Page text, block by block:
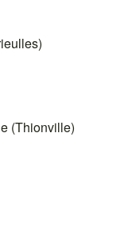
(Thionville)